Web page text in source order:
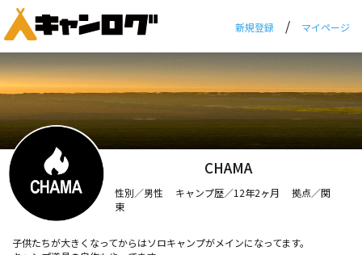
新規登録 / マイページ
CHAMA
性別／男性 キャンプ歴／12年2ヶ月 拠点／関
東
子供たちが大きくなってからはソロキャンプがメインになってます。